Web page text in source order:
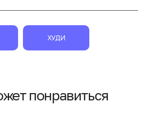
ХУДИ
понравиться